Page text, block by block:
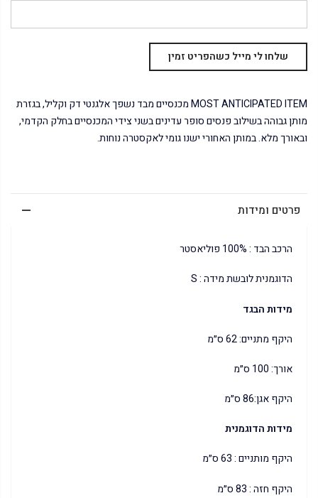
MOST ANTICIPATED ITEM מכנסיים מבד נשפך אלגנטי דק וקליל, בגזרת
מותן גבוהה בשילוב פנסים סופר עדינים בשני צידי המכנסיים בחלק הקדמי,
ובאורך מלא. במותן האחורי ישנו גומי לאקסטרה נוחות.
פרטים ומידות
הרכב הבד : 100% פוליאסטר
הדוגמנית לובשת מידה : S
מידות הבגד
היקף מתניים: 62 ס״מ
אורך: 100 ס״מ
היקף אגן:86 ס״מ
מידות הדוגמנית
היקף מותניים : 63 ס״מ
היקף חזה : 83 ס״מ